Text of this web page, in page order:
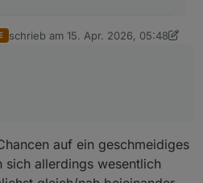
:
ich könnte mir evtl das
PI sparen.
Upgrade von Bookworm ->
bookworm belassen.
IOB, Adapter, Zigbee, Debmatic
Stand bringen
( Mini Pc ? ) mit Proxomox
schrieb am 15. Apr. 2026, 05:48
zuletzt editiert von Thomas Braun
auf ein geschmeidiges
allerdings wesentlich